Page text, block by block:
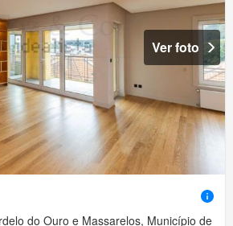
Ver foto
do Ouro e Massarelos, Município de